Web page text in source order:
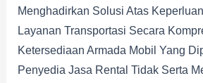
Menghadirkan Solusi Atas
Layanan Transportasi Secara
Ketersediaan Armada Mobil Yang
Penyedia Jasa Rental Tidak Serta